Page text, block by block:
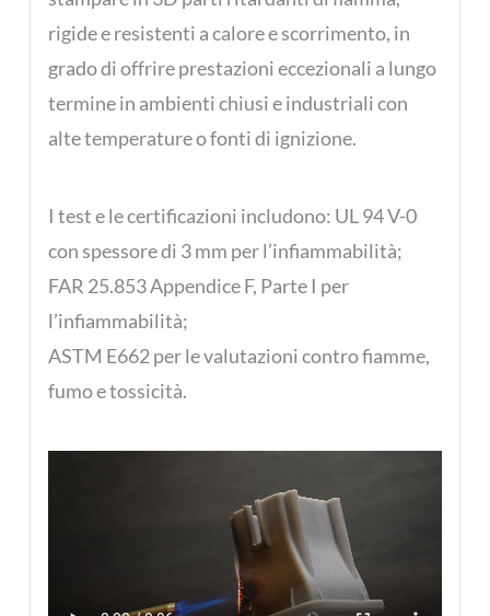
rigide e resistenti a calore e scorrimento, in
grado di offrire prestazioni eccezionali a lungo
termine in ambienti chiusi e industriali con
alte temperature o fonti di ignizione.
I test e le certificazioni includono: UL 94 V-0
con spessore di 3 mm per l’infiammabilità;
FAR 25.853 Appendice F, Parte I per
l’infiammabilità;
ASTM E662 per le valutazioni contro fiamme,
fumo e tossicità.